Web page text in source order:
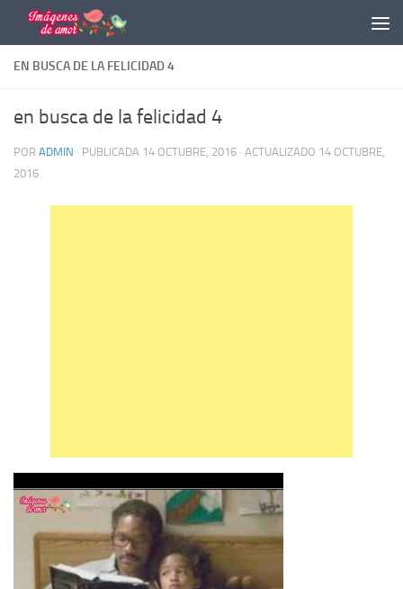
Saltar al contenido
EN BUSCA DE LA FELICIDAD 4
en busca de la felicidad 4
POR ADMIN · PUBLICADA 14 OCTUBRE, 2016 · ACTUALIZADO 14 OCTUBRE,
2016